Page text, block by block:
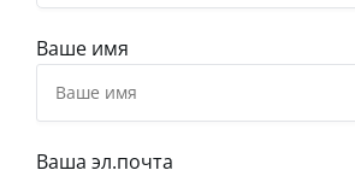
Ваше имя
Ваша эл.почта